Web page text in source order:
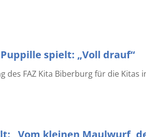
spielt: „Voll drauf“
des FAZ Kita Biberburg für die Kitas
„Vom kleinen Maulwurf,